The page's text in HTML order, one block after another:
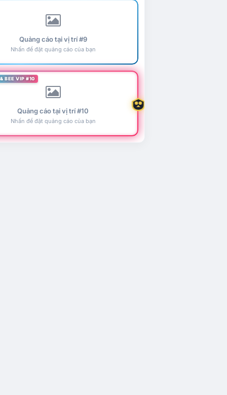
Quảng cáo tại vị trí #9
Nhấn để đặt quảng cáo của bạn
BEE VIP #10
Quảng cáo tại vị trí #10
Nhấn để đặt quảng cáo của bạn